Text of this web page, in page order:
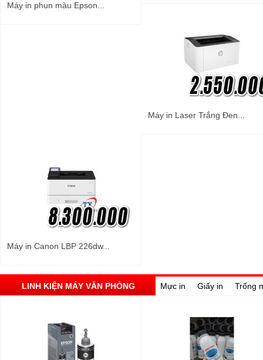
Máy in phun màu Epson...
Máy in Laser Trắng Đen...
Máy in Canon LBP 226dw...
LINH KIỆN MÁY VĂN PHÒNG Mực in Giấy in Trống